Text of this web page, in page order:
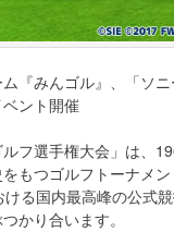
『みんゴル』、「ソ
ント開催
ルフ選手権大会」は、
もつゴルフトーナメン
る国内最高峰の公式
かり合います。